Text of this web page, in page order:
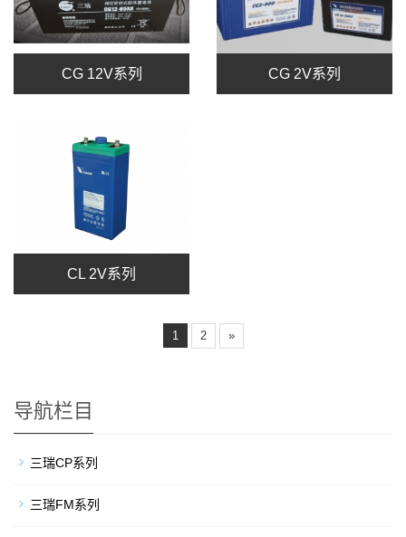
CG 12V系列 CG 2V系列
CL 2V系列
1 2 »
导航栏目
三瑞CP系列
三瑞FM系列